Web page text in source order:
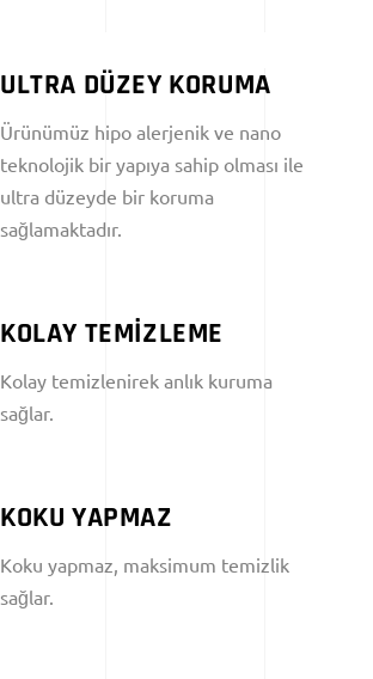
ULTRA DÜZEY KORUMA
Ürünümüz hipo alerjenik ve nano
teknolojik bir yapıya sahip olması ile
ultra düzeyde bir koruma
sağlamaktadır.
KOLAY TEMİZLEME
Kolay temizlenirek anlık kuruma
sağlar.
KOKU YAPMAZ
Koku yapmaz, maksimum temizlik
sağlar.